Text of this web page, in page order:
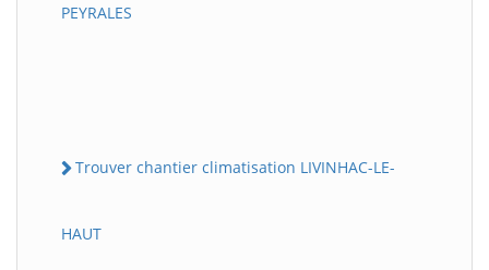
PEYRALES
Trouver chantier climatisation LIVINHAC-LE-
HAUT